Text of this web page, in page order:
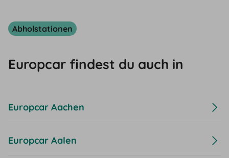
Abholstationen
Europcar findest du auch in
Europcar Aachen
Europcar Aalen